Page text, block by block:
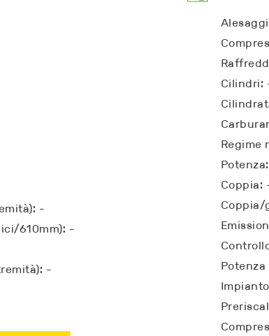
-
610mm): -
-
Cilindri:
Regime
Coppia:
Coppia/
Potenza